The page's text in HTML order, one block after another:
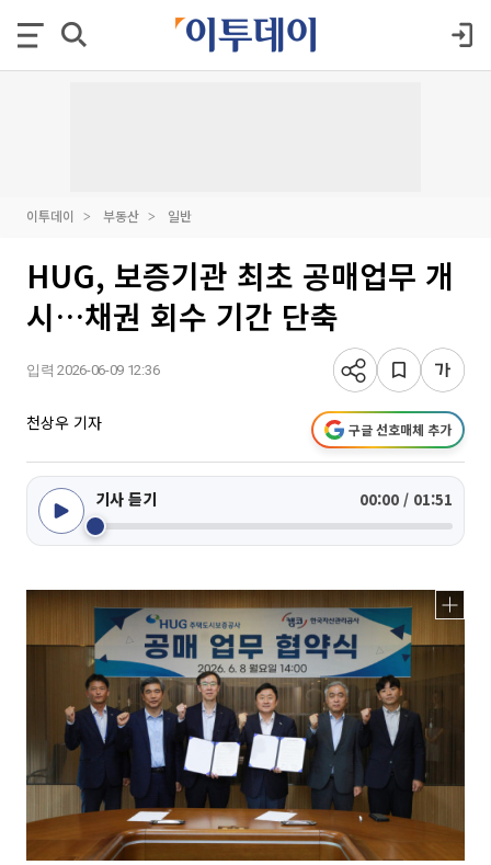
이투데이 부동산 일반
HUG, 보증기관 최초 공매업무 개
시…채권 회수 기간 단축
입력 2026-06-09 12:36
천상우 기자 구글 선호매체 추가
기사 듣기 00:00 / 01:51